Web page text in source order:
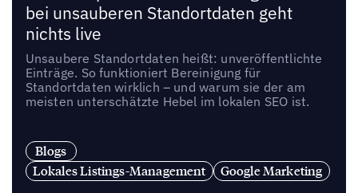
bei unsauberen Standortdaten geht
nichts live
Unsaubere Standortdaten heißt: unveröffentlichte
Einträge. So funktioniert Bereinigung für
Standortdaten wirklich – und warum sie der am
meisten unterschätzte Hebel im lokalen SEO ist.
Blogs
Lokales Listings-Management
Google Marketing